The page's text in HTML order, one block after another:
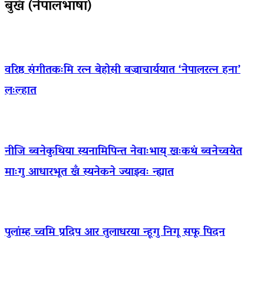
बुखँ (नेपालभाषा)
वरिष्ठ संगीतकःमि रत्न बेहोसी बज्राचार्ययात ‘नेपालरत्न हना’
लःल्हात
नीजि ब्वनेकुथिया स्यनामिपिन्त नेवाःभाय् खःकथं ब्वनेच्वयेत
माःगु आधारभूत खँ स्यनेकने ज्याझ्वः न्ह्यात
पुलांम्ह च्वमि प्रदिप आर तुलाधरया न्हूगु निगू सफू पिदन